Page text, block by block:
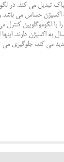
تبدیل می کند. در
اکسیژن حساس می
لگوموگلوبین کنترل
به اکسیژن دارند.
می کند، جلوگیری می